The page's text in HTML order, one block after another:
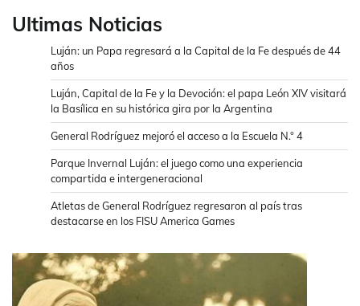
Ultimas Noticias
Luján: un Papa regresará a la Capital de la Fe después de 44
años
Luján, Capital de la Fe y la Devoción: el papa León XIV visitará
la Basílica en su histórica gira por la Argentina
General Rodríguez mejoró el acceso a la Escuela N.° 4
Parque Invernal Luján: el juego como una experiencia
compartida e intergeneracional
Atletas de General Rodríguez regresaron al país tras
destacarse en los FISU America Games